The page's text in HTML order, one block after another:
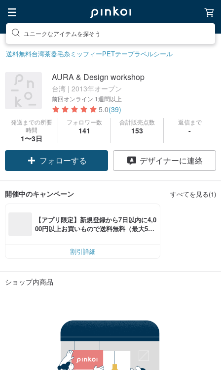
ユニークなアイテムを探そう
送料無料台湾茶器毛糸ミッフィーPETテープラベルシール
AURA & Design workshop
台湾 | 2013年オープン
前回オンライン 1週間以上
5.0(39)
発送までの所要
時間
1〜3日
フォロワー数
141
合計販売点数
153
返信まで
-
フォローする デザイナーに連絡
開催中のキャンペーン すべてを見る(1)
【アプリ限定】新規登録から7日以内に4,0
00円以上お買いもので送料無料（最大500
割引詳細
ショップ内商品